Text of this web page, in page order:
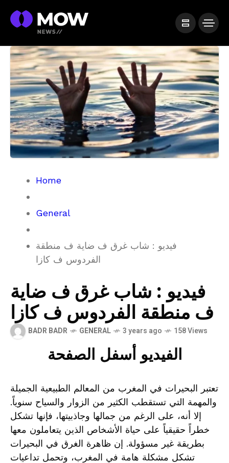
Home
General
فيديو : شاب غرق ف ضاية ف منطقة
الفردوس ف كازا
فيديو : شاب غرق ف ضاية
ف منطقة الفردوس ف كازا
BADR BADR GENERAL 3 years ago 158 Views
الفيديو أسفل الصفحة
تعتبر البحيرات في المغرب من المعالم الطبيعية الجميلة
والمهمة التي تستقطب الكثير من الزوار والسياح سنوياً.
إلا أنه، على الرغم من جمالها وجاذبيتها، فإنها تشكل
خطراً حقيقياً على حياة الأشخاص الذين يتعاملون معها
بطريقة غير مسؤولة. إن ظاهرة الغرق في البحيرات
تشكل مشكلة هامة في المغرب، وتحمل تداعيات